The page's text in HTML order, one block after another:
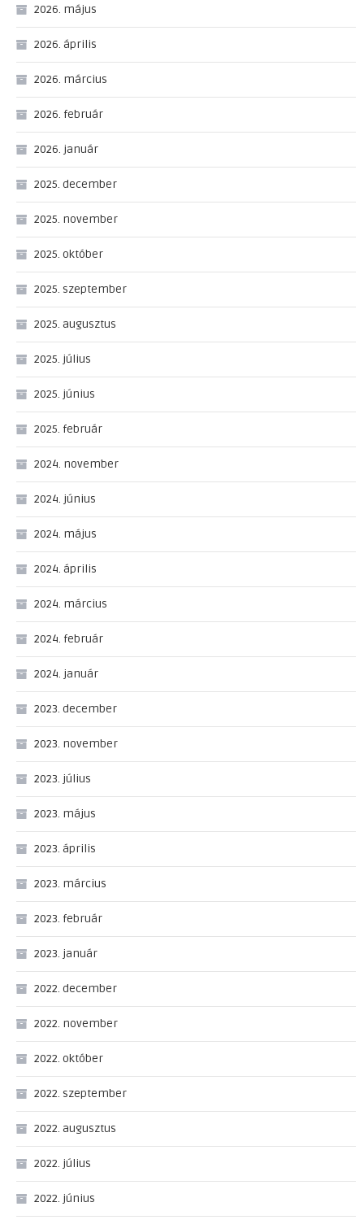
2026. május
2026. április
2026. március
2026. február
2026. január
2025. december
2025. november
2025. október
2025. szeptember
2025. augusztus
2025. július
2025. június
2025. február
2024. november
2024. június
2024. május
2024. április
2024. március
2024. február
2024. január
2023. december
2023. november
2023. július
2023. május
2023. április
2023. március
2023. február
2023. január
2022. december
2022. november
2022. október
2022. szeptember
2022. augusztus
2022. július
2022. június